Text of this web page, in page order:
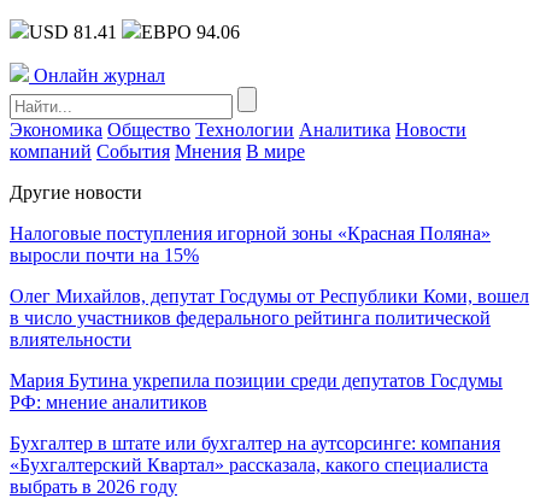
USD 81.41 ЕВРО 94.06
Онлайн журнал
Экономика Общество Технологии Аналитика Новости
компаний События Мнения В мире
Другие новости
Налоговые поступления игорной зоны «Красная Поляна»
выросли почти на 15%
Олег Михайлов, депутат Госдумы от Республики Коми, вошел
в число участников федерального рейтинга политической
влиятельности
Мария Бутина укрепила позиции среди депутатов Госдумы
РФ: мнение аналитиков
Бухгалтер в штате или бухгалтер на аутсорсинге: компания
«Бухгалтерский Квартал» рассказала, какого специалиста
выбрать в 2026 году